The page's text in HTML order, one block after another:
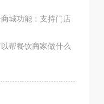
城功能：支持门店
帮餐饮商家做什么